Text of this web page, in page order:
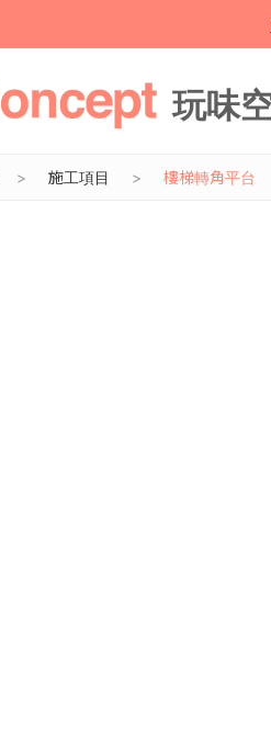
施工項目 樓梯轉角平台